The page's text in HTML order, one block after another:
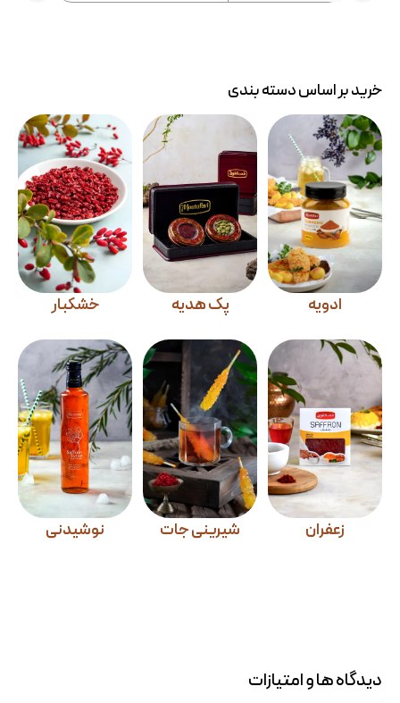
خرید بر اساس دسته بندی
ادویه پک هدیه خشکبار
زعفران شیرینی جات نوشیدنی
دیدگاه ها و امتیازات